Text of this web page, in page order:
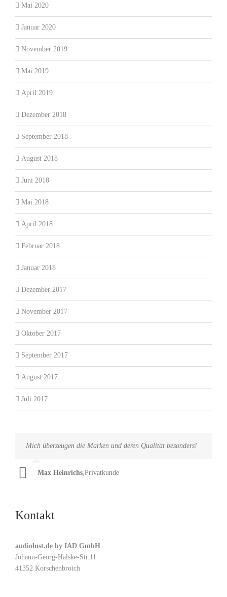
Mai 2020
Januar 2020
November 2019
Mai 2019
April 2019
Dezember 2018
September 2018
August 2018
Juni 2018
Mai 2018
April 2018
Februar 2018
Januar 2018
Dezember 2017
November 2017
Oktober 2017
September 2017
August 2017
Juli 2017
Mich überzeugen die Marken und deren Qualität besonders!
Max Heinrichs Privatkunde
Ein großes Kompliment an Herrn Henk, er hat ganze Arbeit
Kontakt
audiolust.de by IAD GmbH
Johann-Georg-Halske-Str.11
41352 Korschenbroich